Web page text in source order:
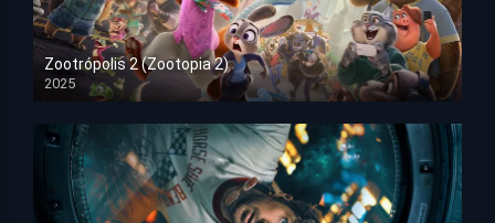
Zootrópolis 2 (Zootopia 2)
2025
HD 1080p